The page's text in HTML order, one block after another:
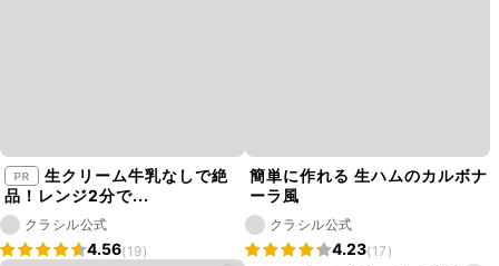
品！レンジ2分で...
クラシル公式
4.56(19)
簡単に作れる 生ハムのカルボナ
ーラ風
クラシル公式
4.23(17)